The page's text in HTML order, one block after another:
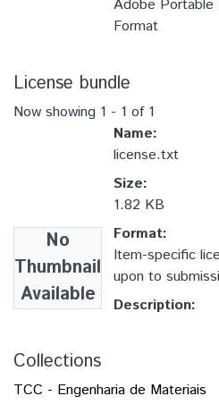
Adobe Portable
Format
License bundle
Now showing 1 - 1 of 1
No
Thumbnail
Available
Name:
license.txt
Size:
1.82 KB
Format:
Item-specific
upon to
Description:
Collections
TCC - Engenharia de Materiais